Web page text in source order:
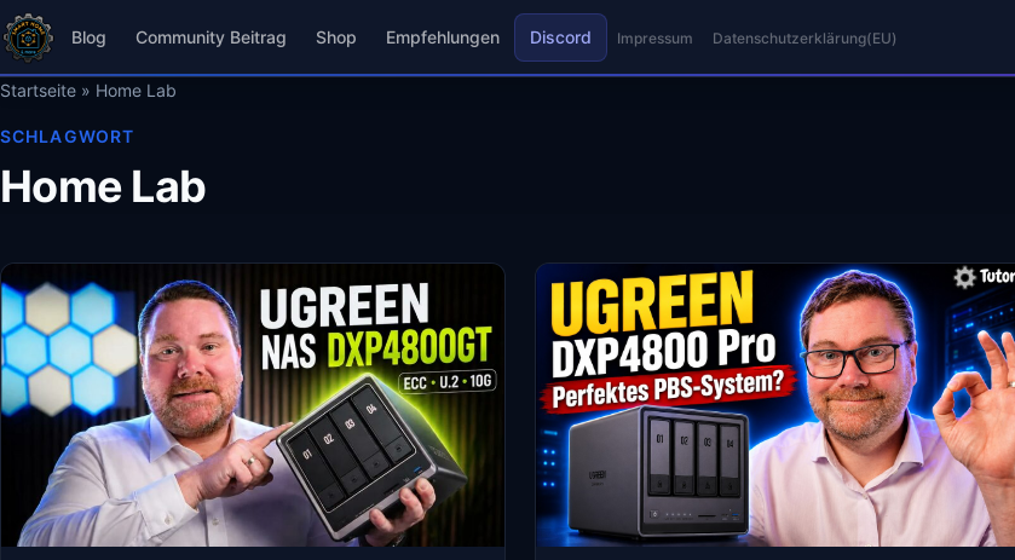
Blog Community Beitrag Shop Empfehlungen Discord Impressum Datenschutzerklärung(EU)
Startseite » Home Lab
SCHLAGWORT
Home Lab